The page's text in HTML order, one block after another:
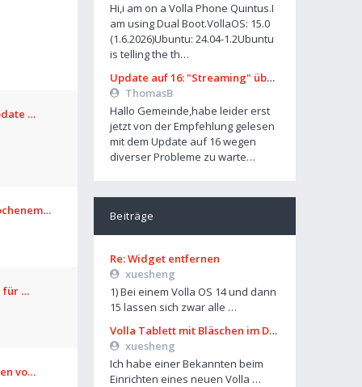
Hi,i am on a Volla Phone Quintus.I
am using Dual Boot.VollaOS: 15.0
(1.6.2026)Ubuntu: 24.04-1.2Ubuntu
is telling the th…
Update auf 16: "Streaming" über Mobilfunk geht nicht mehr
ThomasB
Hallo Gemeinde,habe leider erst
jetzt von der Empfehlung gelesen
mit dem Update auf 16 wegen
diverser Probleme zu warte…
Beiträge
Re: Widget entfernen
xuesheng
1) Bei einem Volla OS 14 und dann
15 lassen sich zwar alle …
Volla Tablett mit Bläschen im Display?
xuesheng
Ich habe einer Bekannten beim
Einrichten eines neuen Volla …
…
für …
vo…